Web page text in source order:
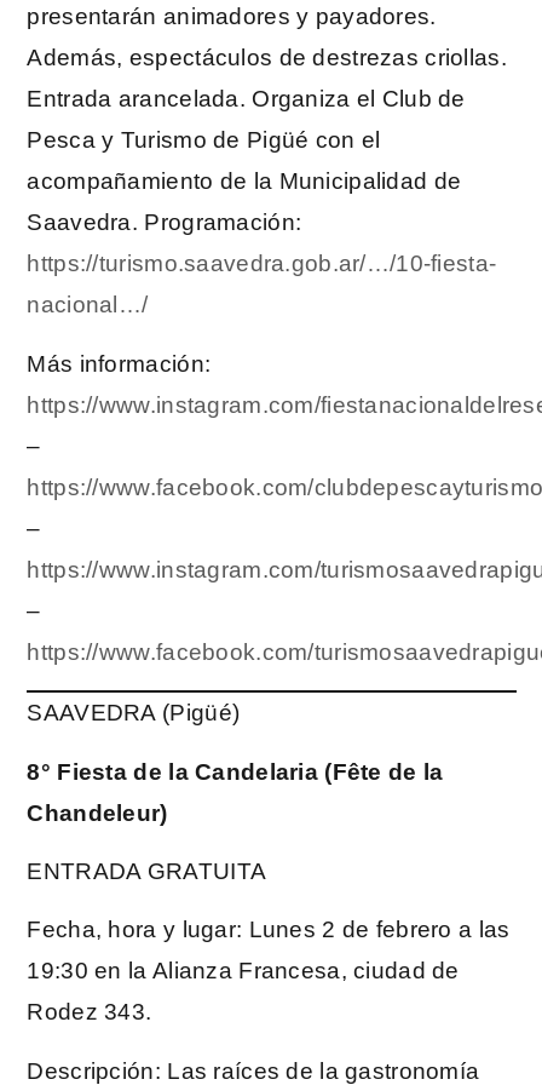
presentarán animadores y payadores.
Además, espectáculos de destrezas criollas.
Entrada arancelada. Organiza el Club de
Pesca y Turismo de Pigüé con el
acompañamiento de la Municipalidad de
Saavedra. Programación:
https://turismo.saavedra.gob.ar/…/10-fiesta-
nacional…/
Más información:
https://www.instagram.com/
–
https://www.facebook.com/
–
https://www.instagram.com/
–
https://www.facebook.com/
SAAVEDRA (Pigüé)
8° Fiesta de la Candelaria (Fête de la
Chandeleur)
ENTRADA GRATUITA
Fecha, hora y lugar: Lunes 2 de febrero a las
19:30 en la Alianza Francesa, ciudad de
Rodez 343.
Descripción: Las raíces de la gastronomía